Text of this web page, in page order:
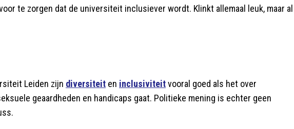
te zorgen dat de universiteit inclusiever wordt. Klinkt allemaal leuk, maar al
Leiden zijn diversiteit en inclusiviteitvooral goed als het over
geaardheden en handicaps gaat. Politieke mening is echter geen